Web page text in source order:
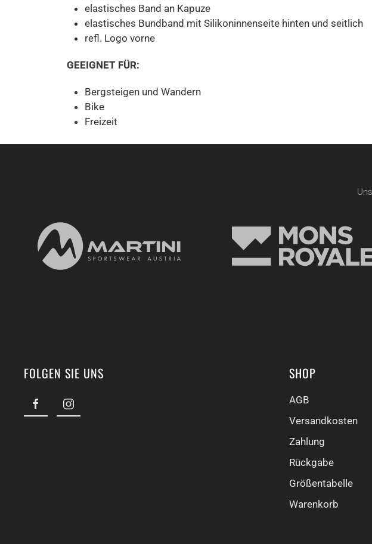
elastisches Band an Kapuze
elastisches Bundband mit Silikoninnenseite hinten und seitlich
refl. Logo vorne
GEEIGNET FÜR:
Bergsteigen und Wandern
Bike
Freizeit
FOLGEN SIE UNS SHOP
AGB
Versandkosten
Zahlung
Rückgabe
Größentabelle
Warenkorb